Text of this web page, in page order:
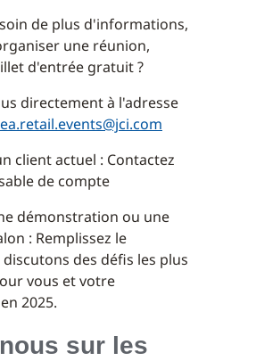
de plus d'informations,
une réunion,
d'entrée gratuit ?
directement à l'adresse
client actuel : Contactez
de compte
démonstration ou une
: Remplissez le
des défis les plus
vous et votre
2025.
sur les